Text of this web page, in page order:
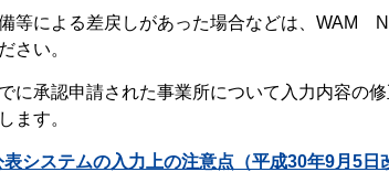
等による差戻しがあった場合などは、 WAM
さい。
に承認申請された事業所について入力内容の
ます。
システムの入力上の注意点（平成30年9月5日